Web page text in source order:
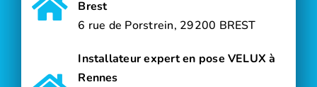
Brest
6 rue de Porstrein, 29200 BREST
Installateur expert en pose VELUX à
Rennes